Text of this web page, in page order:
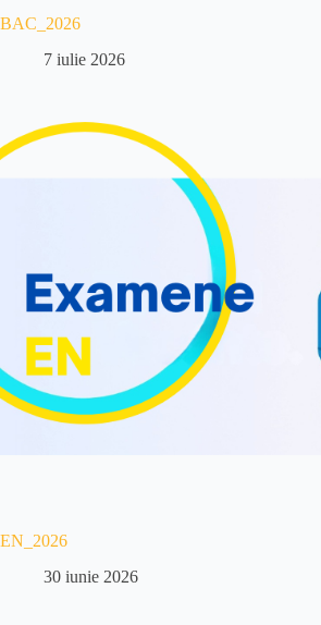
BAC_2026
7 iulie 2026
EN_2026
30 iunie 2026